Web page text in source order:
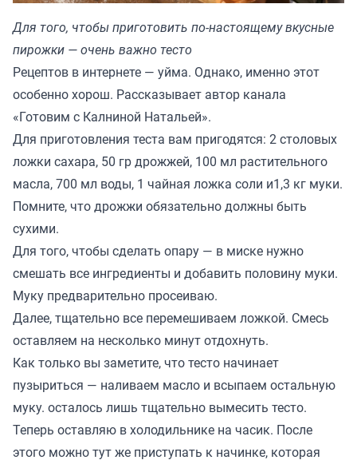
Для того, чтобы приготовить по-настоящему вкусные
пирожки — очень важно тесто
Рецептов в интернете — уйма. Однако, именно этот
особенно хорош. Рассказывает автор канала
«Готовим с Калниной Натальей».
Для приготовления теста вам пригодятся: 2 столовых
ложки сахара, 50 гр дрожжей, 100 мл растительного
масла, 700 мл воды, 1 чайная ложка соли и1,3 кг муки.
Помните, что дрожжи обязательно должны быть
сухими.
Для того, чтобы сделать опару — в миске нужно
смешать все ингредиенты и добавить половину муки.
Муку предварительно просеиваю.
Далее, тщательно все перемешиваем ложкой. Смесь
оставляем на несколько минут отдохнуть.
Как только вы заметите, что тесто начинает
пузыриться — наливаем масло и всыпаем остальную
муку. осталось лишь тщательно вымесить тесто.
Теперь оставляю в холодильнике на часик. После
этого можно тут же приступать к начинке, которая